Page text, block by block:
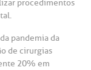
do
procedimentos
pandemia da
de cirurgias
20% em